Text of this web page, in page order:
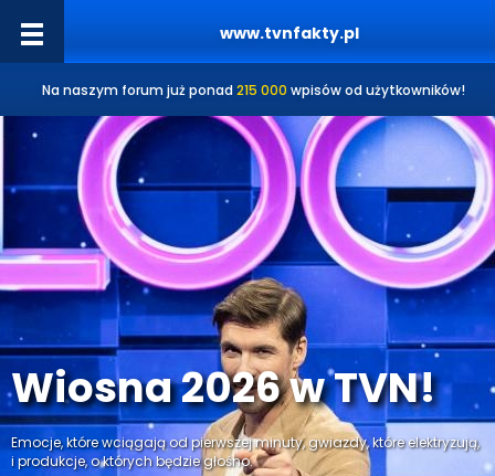
www.tvnfakty.pl
Na naszym forum już ponad 215 000 wpisów od użytkowników!
Wiosna 2026 w TVN!
Emocje, które wciągają od pierwszej minuty, gwiazdy, które elektryzują,
i produkcje, o których będzie głośno.